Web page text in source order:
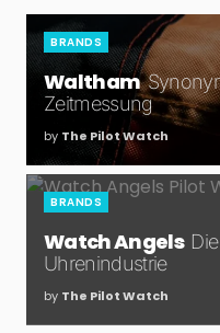
BRANDS
Waltham
Zeitmessung
by The Pilot Watch
BRANDS
Watch Angels
Uhrenindustrie
by The Pilot Watch